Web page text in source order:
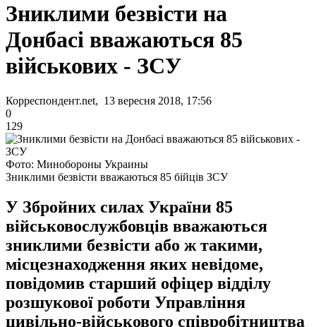
Зниклими безвісти на
Донбасі вважаються 85
військових - ЗСУ
Корреспондент.net, 13 вересня 2018, 17:56
0
129
Фото: Минобороны Украины
Зниклими безвісти вважаються 85 бійців ЗСУ
У Збройних силах України 85
військовослужбовців вважаються
зниклими безвісти або ж такими,
місцезнаходження яких невідоме,
повідомив старший офіцер відділу
розшукової роботи Управління
цивільно-військового співробітництва